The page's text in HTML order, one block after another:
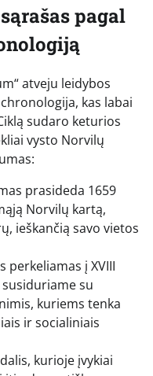
pagal
atveju leidybos
kas labai
sudaro keturios
vysto Norvilų
prasideda 1659
Norvilų kartą,
ieškančią savo vietos
perkeliamas į XVIII
su
kuriems tenka
ir socialiniais
kurioje įvykiai